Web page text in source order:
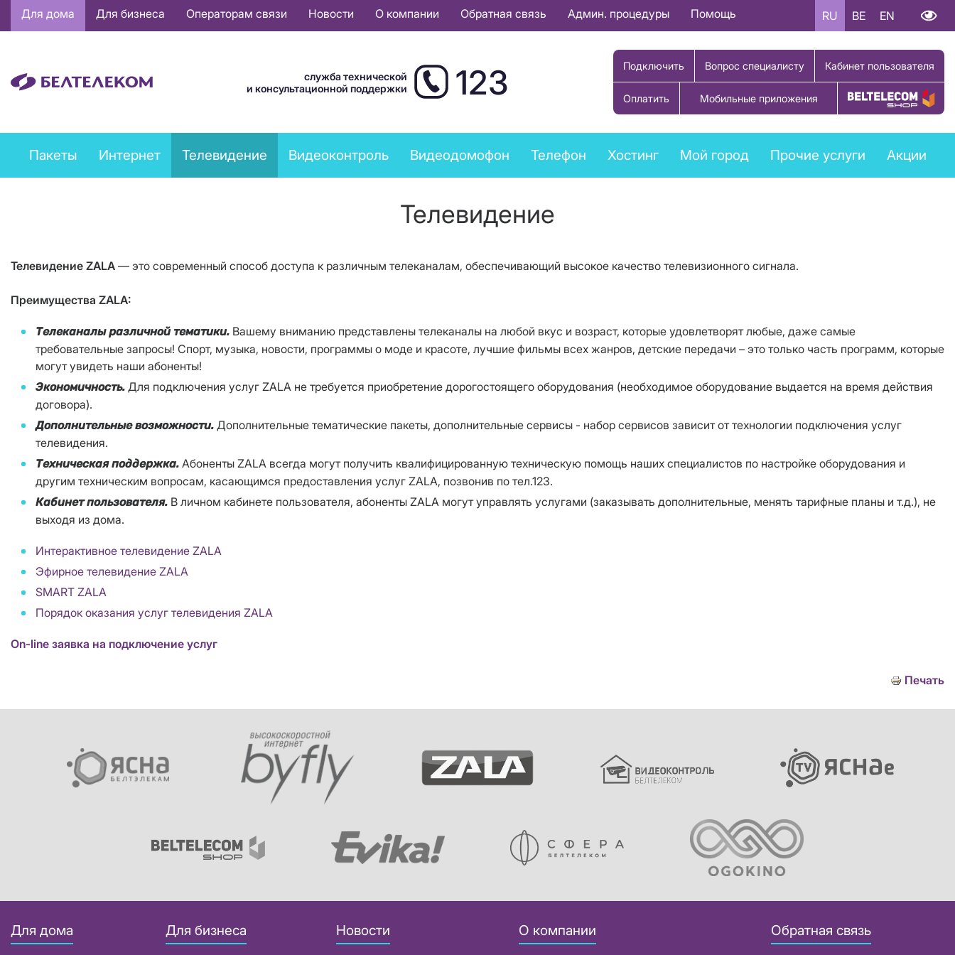
Основная
навигация
Для дома Для бизнеса Операторам связи Новости О компании Обратная связь Админ. процедуры Помощь RU BE EN
служба технической
и консультационной поддержки
123 Подключить Вопрос специалисту Кабинет пользователя
Оплатить Мобильные приложения Купить товар
Private
services
Пакеты Интернет Телевидение Видеоконтроль Видеодомофон Телефон Хостинг Мой город Прочие услуги Акции
Телевидение
Телевидение ZALA — это современный способ доступа к различным телеканалам, обеспечивающий высокое качество телевизионного сигнала.
Преимущества ZALA:
Телеканалы различной тематики. Вашему вниманию представлены телеканалы на любой вкус и возраст, которые удовлетворят любые, даже самые
требовательные запросы! Спорт, музыка, новости, программы о моде и красоте, лучшие фильмы всех жанров, детские передачи – это только часть программ, которые
могут увидеть наши абоненты!
Экономичность. Для подключения услуг ZALA не требуется приобретение дорогостоящего оборудования (необходимое оборудование выдается на время действия
договора).
Дополнительные возможности. Дополнительные тематические пакеты, дополнительные сервисы - набор сервисов зависит от технологии подключения услуг
телевидения.
Техническая поддержка. Абоненты ZALA всегда могут получить квалифицированную техническую помощь наших специалистов по настройке оборудования и
другим техническим вопросам, касающимся предоставления услуг ZALA, позвонив по тел.123.
Кабинет пользователя. В личном кабинете пользователя, абоненты ZALA могут управлять услугами (заказывать дополнительные, менять тарифные планы и т.д.), не
выходя из дома.
Интерактивное телевидение ZALA
Эфирное телевидение ZALA
SMART ZALA
Порядок оказания услуг телевидения ZALA
On-line заявка на подключение услуг
Печать
Для дома Для бизнеса Новости О компании Обратная связь